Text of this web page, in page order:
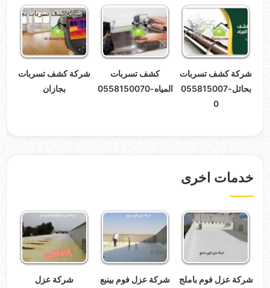
شركة كشف تسربات
بحائل-055815007
0
كشف تسربات
المياه-0558150070
شركة كشف تسربات
بجازان
خدمات اخرى
شركة عزل فوم باملج شركة عزل فوم بينبع
شركة عزل